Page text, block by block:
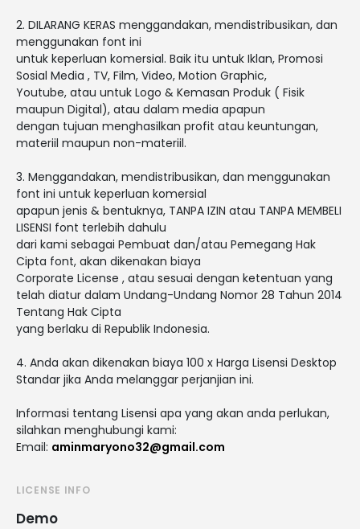
2. DILARANG KERAS menggandakan, mendistribusikan, dan
menggunakan font ini
untuk keperluan komersial. Baik itu untuk Iklan, Promosi
Sosial Media , TV, Film, Video, Motion Graphic,
Youtube, atau untuk Logo & Kemasan Produk ( Fisik
maupun Digital), atau dalam media apapun
dengan tujuan menghasilkan profit atau keuntungan,
materiil maupun non-materiil.
3. Menggandakan, mendistribusikan, dan menggunakan
font ini untuk keperluan komersial
apapun jenis & bentuknya, TANPA IZIN atau TANPA MEMBELI
LISENSI font terlebih dahulu
dari kami sebagai Pembuat dan/atau Pemegang Hak
Cipta font, akan dikenakan biaya
Corporate License , atau sesuai dengan ketentuan yang
telah diatur dalam Undang-Undang Nomor 28 Tahun 2014
Tentang Hak Cipta
yang berlaku di Republik Indonesia.
4. Anda akan dikenakan biaya 100 x Harga Lisensi Desktop
Standar jika Anda melanggar perjanjian ini.
Informasi tentang Lisensi apa yang akan anda perlukan,
silahkan menghubungi kami:
Email: aminmaryono32@gmail.com
LICENSE INFO
Demo